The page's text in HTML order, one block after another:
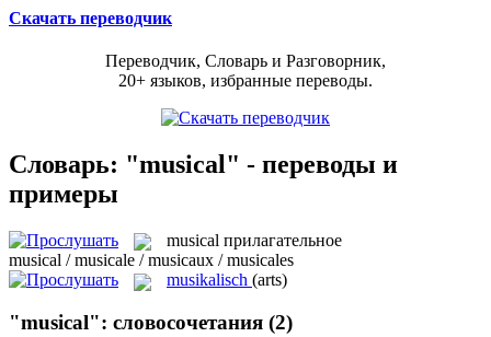
Скачать переводчик
Переводчик, Словарь и Разговорник,
20+ языков, избранные переводы.
Словарь: "musical" - переводы и
примеры
musical прилагательное
musical / musicale / musicaux / musicales
musikalisch (arts)
"musical": словосочетания (2)